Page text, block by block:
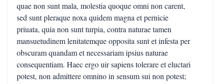
quae non sunt mala, molestia quoque omni non carent,
sed sunt pleraque noxa quidem magna et pernicie
priuata, quia non sunt turpia, contra naturae tamen
mansuetudinem lenitatemque opposita sunt et infesta per
obscuram quandam et necessariam ipsius naturae
consequentiam. Haec ergo uir sapiens tolerare et eluctari
potest, non admittere omnino in sensum sui non potest;